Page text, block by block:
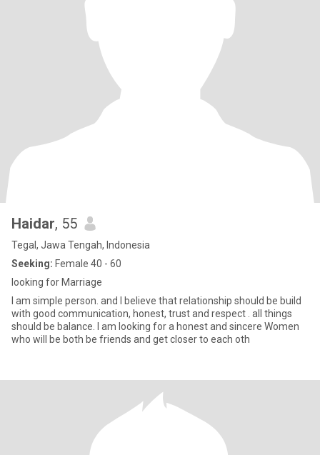
Haidar, 55
Tegal, Jawa Tengah, Indonesia
Seeking: Female 40 - 60
looking for Marriage
I am simple person. and I believe that relationship should be build
with good communication, honest, trust and respect . all things
should be balance. I am looking for a honest and sincere Women
who will be both be friends and get closer to each oth